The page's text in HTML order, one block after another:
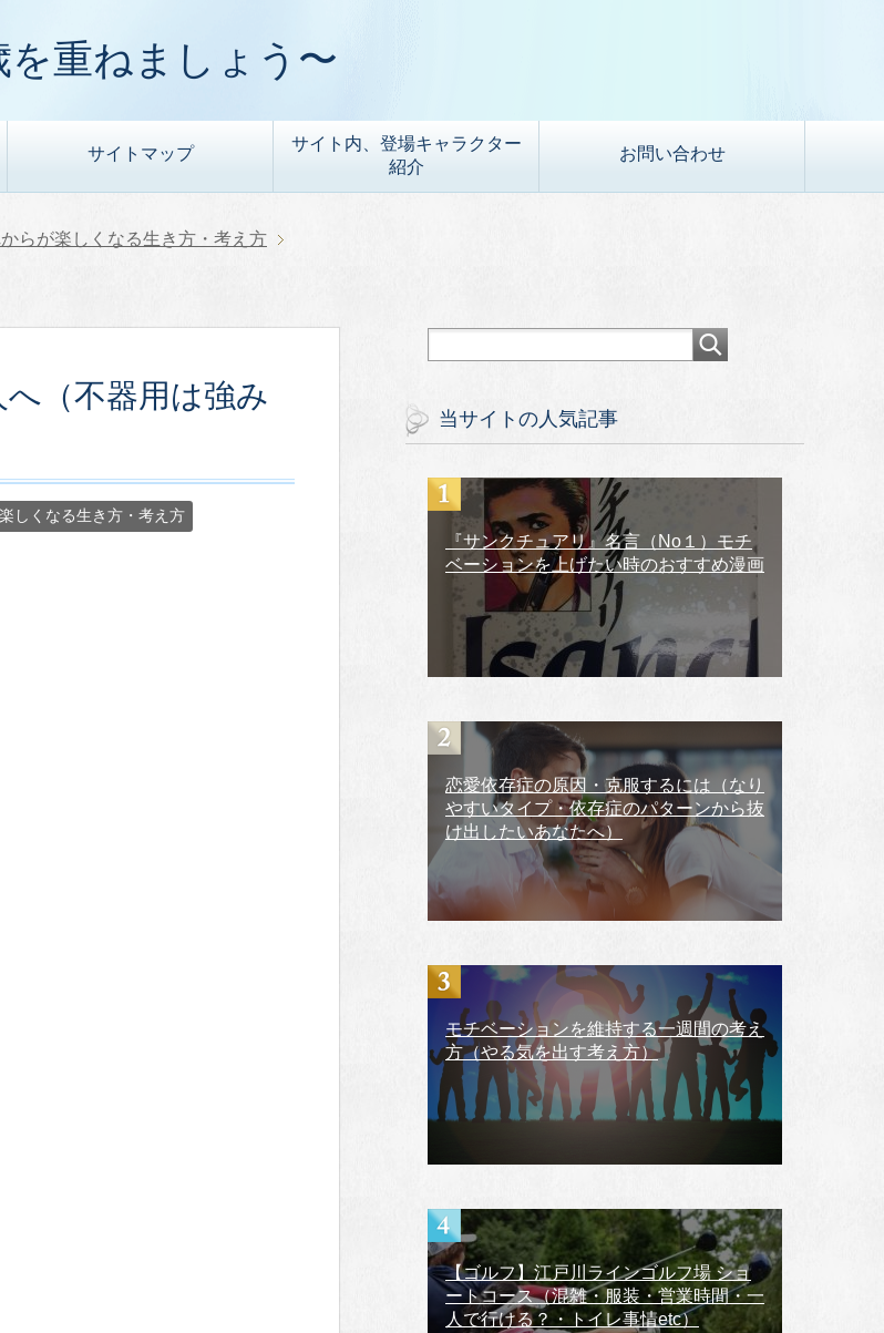
重ねましょう〜
サイトマップ
サイト内、登場キャラクター
紹介
お問い合わせ
らが楽しくなる生き方・考え方
（不器用は強み
しくなる生き方・考え方
当サイトの人気記事
『サンクチュアリ』名言（No１）モチ
ベーションを上げたい時のおすすめ漫画
恋愛依存症の原因・克服するには（なり
やすいタイプ・依存症のパターンから抜
け出したいあなたへ）
モチベーションを維持する一週間の考え
方（やる気を出す考え方）
【ゴルフ】江戸川ラインゴルフ場 ショ
ートコース（混雑・服装・営業時間・一
人で行ける？・トイレ事情etc）